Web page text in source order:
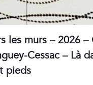
les murs – 2026
Cessac – Là
pieds